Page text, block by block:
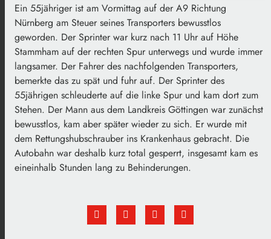
Ein 55jähriger ist am Vormittag auf der A9 Richtung
Nürnberg am Steuer seines Transporters bewusstlos
geworden. Der Sprinter war kurz nach 11 Uhr auf Höhe
Stammham auf der rechten Spur unterwegs und wurde immer
langsamer. Der Fahrer des nachfolgenden Transporters,
bemerkte das zu spät und fuhr auf. Der Sprinter des
55jährigen schleuderte auf die linke Spur und kam dort zum
Stehen. Der Mann aus dem Landkreis Göttingen war zunächst
bewusstlos, kam aber später wieder zu sich. Er wurde mit
dem Rettungshubschrauber ins Krankenhaus gebracht. Die
Autobahn war deshalb kurz total gesperrt, insgesamt kam es
eineinhalb Stunden lang zu Behinderungen.